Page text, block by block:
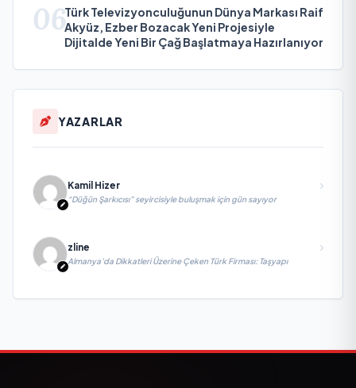
06Türk Televizyonculuğunun Dünya Markası Raif
Akyüz, Ezber Bozacak Yeni Projesiyle
Dijitalde Yeni Bir Çağ Başlatmaya Hazırlanıyor
YAZARLAR
Kamil Hizer
“Düğün Şarkıcısı” seyircisiyle buluşmak için gün sayıyor
zline
Almanya’da Dikkatleri Üzerine Çeken Türk Firması: Taşyapı